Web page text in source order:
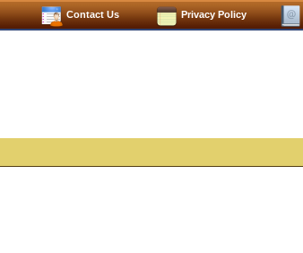
Privacy Policy
Contact Us